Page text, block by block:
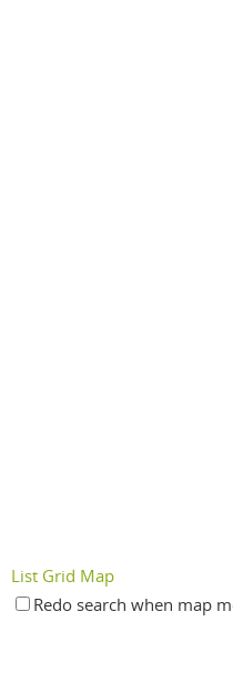
List Grid Map
Redo search when map